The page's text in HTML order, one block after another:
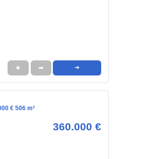
★ ➦ ➜
€ 506 m²
360.000 €